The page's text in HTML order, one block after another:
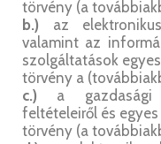
törvény (a
b.) az
valamint az
szolgáltatások
törvény a
c.) a gazdasági
feltételeiről és
törvény (a